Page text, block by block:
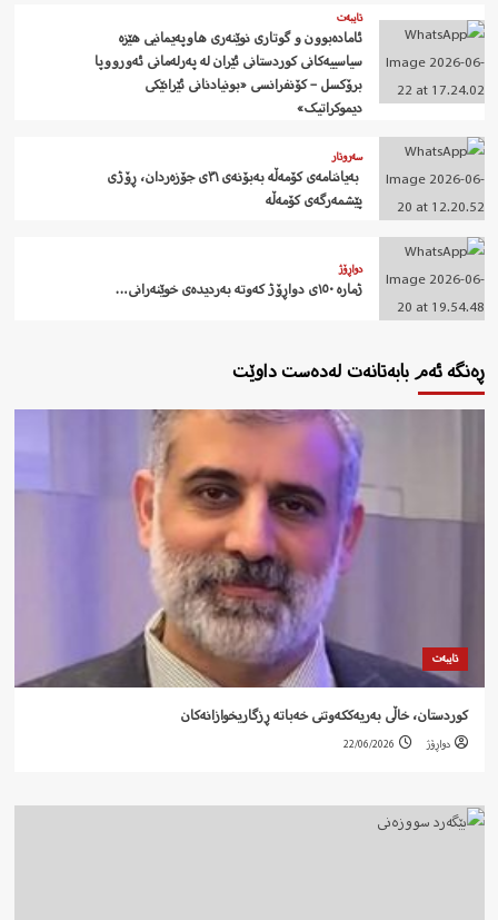
تایبەت
ئامادەبوون و گوتاری نوێنەری هاوپەیمانیی هێزە
سیاسییەکانی کوردستانی ئێران لە پەرلەمانی ئەورووپا
برۆکسل – کۆنفرانسی «بونیادنانی ئێرانێکی
دیموکراتیک»
سەروتار
‍ بەیاننامەی کۆمەڵە بەبۆنەی ٣١ی جۆزەردان، ڕۆژی
پێشمەرگەی کۆمەڵە
دواڕۆژ
ژمارە ١٥٠ی دواڕۆژ کەوتە بەردیدەی خوێنەرانی…
ڕەنگە ئەم بابەتانەت لەدەست داوێت
تایبەت
کوردستان، خاڵی بەریەککەوتنی خەباتە ڕزگاریخوازانەکان
دواڕۆژ 22/06/2026